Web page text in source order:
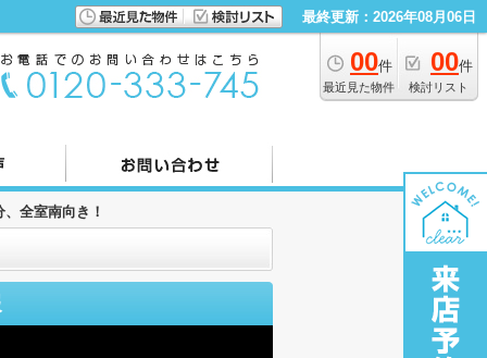
最終更新：2026年08月06日
00件
最近見た物件
00件
検討リスト
全室南向き！